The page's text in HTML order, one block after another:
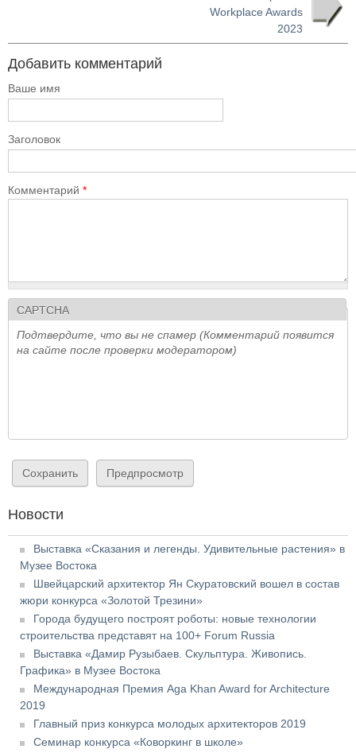
Workplace Awards
2023
Добавить комментарий
Ваше имя
Заголовок
Комментарий *
CAPTCHA
Подтвердите, что вы не спамер (Комментарий появится
на сайте после проверки модератором)
Новости
Выставка «Сказания и легенды. Удивительные растения» в
Музее Востока
Швейцарский архитектор Ян Скуратовский вошел в состав
жюри конкурса «Золотой Трезини»
Города будущего построят роботы: новые технологии
строительства представят на 100+ Forum Russia
Выставка «Дамир Рузыбаев. Скульптура. Живопись.
Графика» в Музее Востока
Международная Премия Aga Khan Award for Architecture
2019
Главный приз конкурса молодых архитекторов 2019
Семинар конкурса «Коворкинг в школе»